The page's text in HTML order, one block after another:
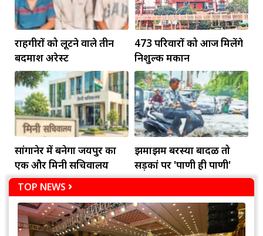
राहगीरों को लूटने वाले तीन
बदमाश अरेस्ट
473 परिवारों को आज मिलेंगे
निशुल्क मकान
सांगानेर में बनेगा जयपुर का
एक और मिनी सचिवालय
झमाझम बरस्या बादळ तो
सड़कां पर 'पाणी ही पाणी'
TOP NEWS